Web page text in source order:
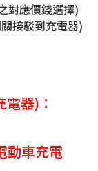
對應價錢選擇)
接駁到充電器)
器)：
動車充電